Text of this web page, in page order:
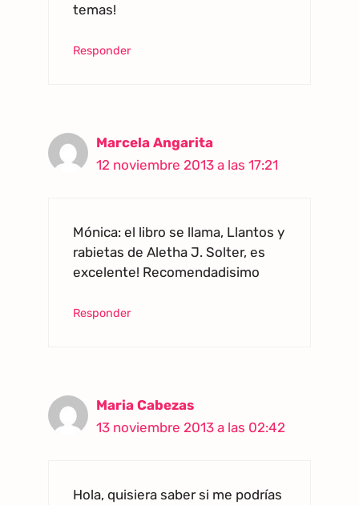
temas!
Responder
Marcela Angarita
12 noviembre 2013 a las 17:21
Mónica: el libro se llama, Llantos y
rabietas de Aletha J. Solter, es
excelente! Recomendadisimo
Responder
Maria Cabezas
13 noviembre 2013 a las 02:42
Hola, quisiera saber si me podrías